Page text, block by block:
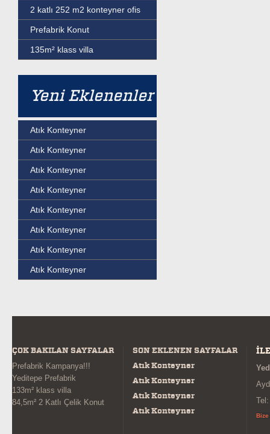
2 katlı 252 m2 konteyner ofis
Prefabrik Konut
135m² klass villa
Yeni Eklenenler
Atık Konteyner
Atık Konteyner
Atık Konteyner
Atık Konteyner
Atık Konteyner
Atık Konteyner
Atık Konteyner
Atık Konteyner
ÇOK BAKILAN SAYFALAR
Prefabrik Kampanya!!!
Yeditepe Prefabrik
133m² klass villa
84,5m² 2 Katlı Çelik Konut
SON EKLENEN SAYFALAR
Atık Konteyner
Atık Konteyner
Atık Konteyner
Atık Konteyner
Bize